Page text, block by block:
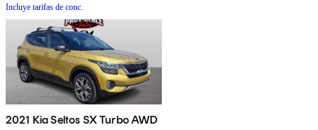
Incluye tarifas de conc.
2021 Kia Seltos SX Turbo AWD